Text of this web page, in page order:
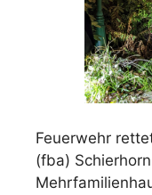
Feuerwehr
(fba)